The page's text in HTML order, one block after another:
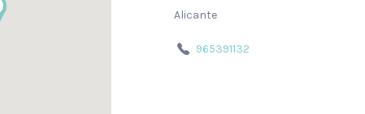
Alicante
965391132